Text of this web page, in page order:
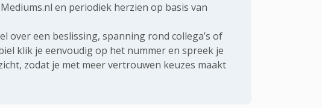
en periodiek herzien op basis van
over een beslissing, spanning rond collega’s of
klik je eenvoudig op het nummer en spreek je
zodat je met meer vertrouwen keuzes maakt